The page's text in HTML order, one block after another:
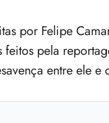
por Felipe
pela
entre ele e